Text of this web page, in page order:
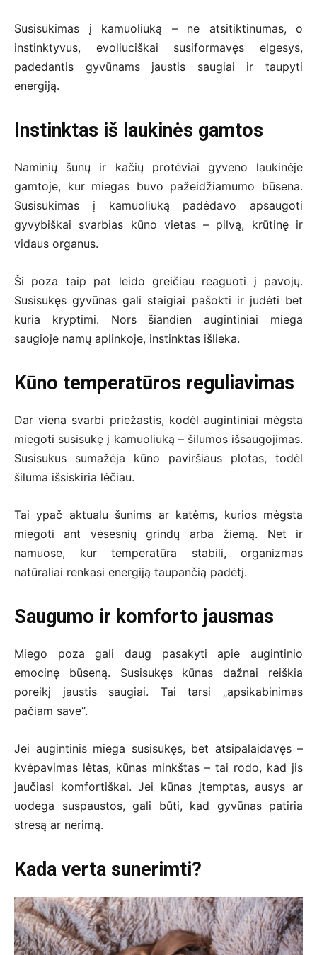
Susisukimas į kamuoliuką – ne atsitiktinumas, o
instinktyvus, evoliuciškai susiformavęs elgesys,
padedantis gyvūnams jaustis saugiai ir taupyti
energiją.
Instinktas iš laukinės gamtos
Naminių šunų ir kačių protėviai gyveno laukinėje
gamtoje, kur miegas buvo pažeidžiamumo būsena.
Susisukimas į kamuoliuką padėdavo apsaugoti
gyvybiškai svarbias kūno vietas – pilvą, krūtinę ir
vidaus organus.
Ši poza taip pat leido greičiau reaguoti į pavojų.
Susisukęs gyvūnas gali staigiai pašokti ir judėti bet
kuria kryptimi. Nors šiandien augintiniai miega
saugioje namų aplinkoje, instinktas išlieka.
Kūno temperatūros reguliavimas
Dar viena svarbi priežastis, kodėl augintiniai mėgsta
miegoti susisukę į kamuoliuką – šilumos išsaugojimas.
Susisukus sumažėja kūno paviršiaus plotas, todėl
šiluma išsiskiria lėčiau.
Tai ypač aktualu šunims ar katėms, kurios mėgsta
miegoti ant vėsesnių grindų arba žiemą. Net ir
namuose, kur temperatūra stabili, organizmas
natūraliai renkasi energiją taupančią padėtį.
Saugumo ir komforto jausmas
Miego poza gali daug pasakyti apie augintinio
emocinę būseną. Susisukęs kūnas dažnai reiškia
poreikį jaustis saugiai. Tai tarsi „apsikabinimas
pačiam save“.
Jei augintinis miega susisukęs, bet atsipalaidavęs –
kvėpavimas lėtas, kūnas minkštas – tai rodo, kad jis
jaučiasi komfortiškai. Jei kūnas įtemptas, ausys ar
uodega suspaustos, gali būti, kad gyvūnas patiria
stresą ar nerimą.
Kada verta sunerimti?